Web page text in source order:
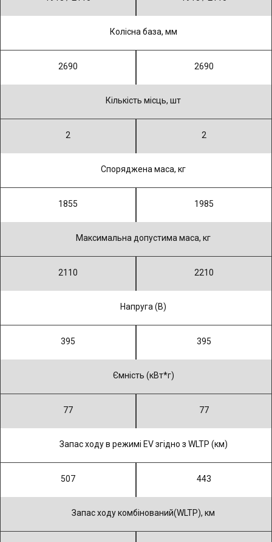
Колiсна база, мм
2690 2690
Кiлькiсть мiсць, шт
2 2
Споряджена маса, кг
1855 1985
Максимальна допустима маса, кг
2110 2210
Напруга (В)
395 395
Ємність (кВт*г)
77 77
Запас ходу в режимі EV згідно з WLTP (км)
507 443
Запас ходу комбінований(WLTP), км